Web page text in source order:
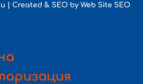
| Created & SEO by Web Site SEO